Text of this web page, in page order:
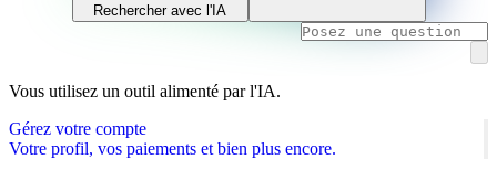
Rechercher avec l'IA
Vous utilisez un outil alimenté par l'IA.
Gérez votre compte
Votre profil, vos paiements et bien plus encore.